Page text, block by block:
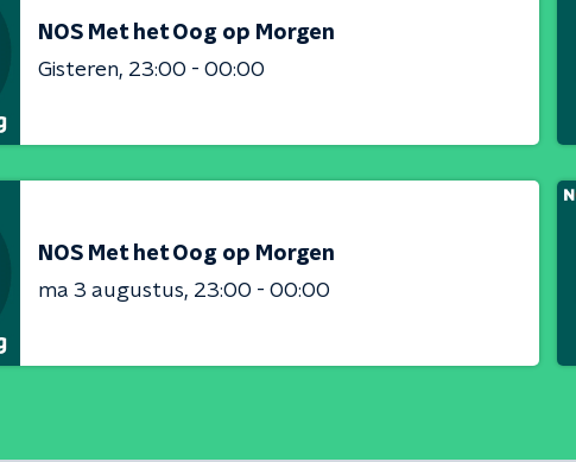
NOS Met het Oog op Morgen
Gisteren 23:00 - 00:00
NOS Met het Oog op Morgen
ma 3 augustus 23:00 - 00:00